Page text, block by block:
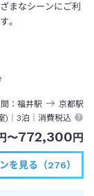
まなシーンにご利
。
福井駅 京都駅
)｜ 3泊 ｜消費税込
〜772,300 円
を見る（276）